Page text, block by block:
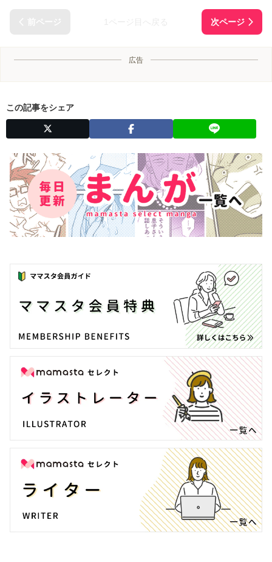
広告
この記事をシェア